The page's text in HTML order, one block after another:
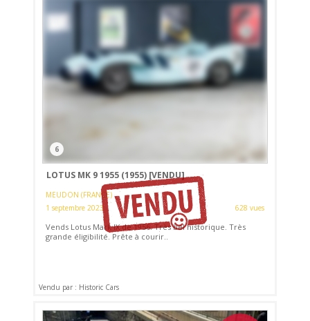
6
LOTUS MK 9 1955 (1955) [VENDU]
MEUDON (FRANCE)
1 septembre 2023
628 vues
Vends Lotus Mark IX de 1956. Très bel historique. Très
grande éligibilité. Prête à courir..
Vendu par : Historic Cars